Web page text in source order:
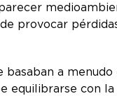
provocar
basaban a
equilibrarse con